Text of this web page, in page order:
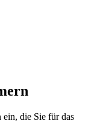
ein, die Sie für das